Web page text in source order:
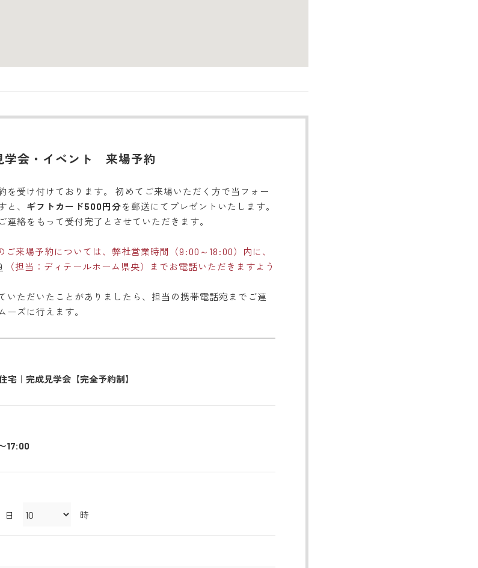
学会・イベント 来場予約
を受け付けております。 初めてご来場いただく方で当フォー
と、 ギフトカード500円分を郵送にてプレゼントいたします。
連絡をもって受付完了とさせていただきます。
ご来場予約については、弊社営業時間（9:00～18:00）内に、
（担当：ディテールホーム県央）までお電話いただきますよう
いただいたことがありましたら、担当の携帯電話宛までご連
ーズに行えます。
宅｜完成見学会【完全予約制】
17:00
日 時